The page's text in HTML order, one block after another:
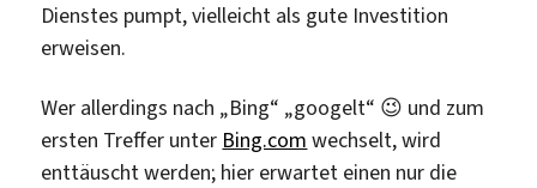
Dienstes pumpt, vielleicht als gute Investition
erweisen.
Wer allerdings nach „Bing“ „googelt“ 😉 und zum
ersten Treffer unter Bing.com wechselt, wird
enttäuscht werden; hier erwartet einen nur die